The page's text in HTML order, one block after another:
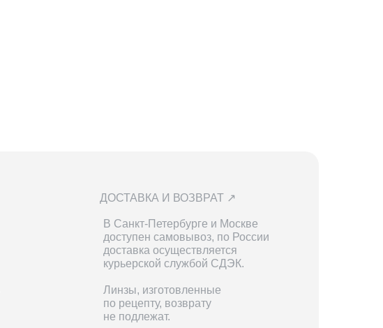
В Санкт-Петербурге и Москве
доступен самовывоз, по России
доставка осуществляется
курьерской службой СДЭК.
Линзы, изготовленные
по рецепту, возврату
не подлежат.
ДОСТАВКА И ВОЗВРАТ ↗